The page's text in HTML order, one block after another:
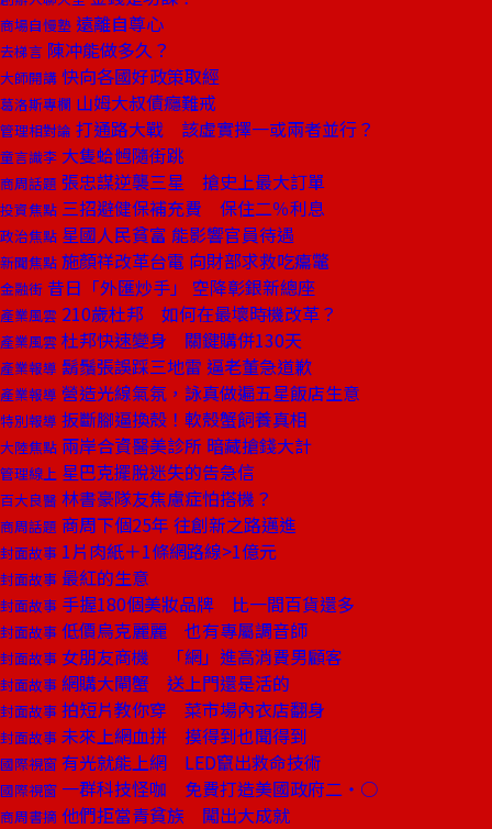
商場自慢塾 遠離自尊心
去梯言 陳冲能做多久？
大師開講 快向各國好政策取經
葛洛斯專欄 山姆大叔債癮難戒
管理相對論 打通路大戰 該虛實擇一或兩者並行？
童言識李 大隻蛤乸隨街跳
商周話題 張忠謀逆襲三星 搶史上最大訂單
投資焦點 三招避健保補充費 保住二％利息
政治焦點 星國人民貧富 能影響官員待遇
新聞焦點 施顏祥改革台電 向財部求救吃癟鼈
金融街 昔日「外匯炒手」 空降彰銀新總座
產業風雲 210歲杜邦 如何在最壞時機改革？
產業風雲 杜邦快速變身 關鍵購併130天
產業報導 鬍鬚張誤踩三地雷 逼老董急道歉
產業報導 營造光線氣氛，詠真做遍五星飯店生意
特別報導 扳斷腳逼換殼！軟殼蟹飼養真相
大陸焦點 兩岸合資醫美診所 暗藏搶錢大計
管理線上 星巴克擺脫迷失的告急信
百大良醫 林書豪隊友焦慮症怕搭機？
商周話題 商周下個25年 往創新之路邁進
封面故事 1片肉紙＋1條網路線>1億元
封面故事 最紅的生意
封面故事 手握180個美妝品牌 比一間百貨還多
封面故事 低價烏克麗麗 也有專屬調音師
封面故事 女朋友商機 「網」進高消費男顧客
封面故事 網購大閘蟹 送上門還是活的
封面故事 拍短片教你穿 菜市場內衣店翻身
封面故事 未來上網血拼 摸得到也聞得到
國際視窗 有光就能上網 LED竄出救命技術
國際視窗 一群科技怪咖 免費打造美國政府二‧○
商周書摘 他們拒當青貧族 闖出大成就